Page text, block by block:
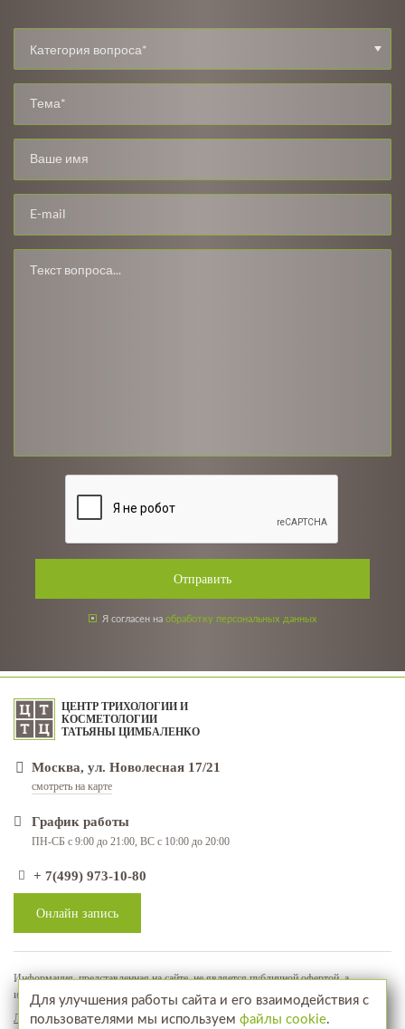
Категория вопроса*
Отправить
Я согласен на обработку персональных данных
ЦЕНТР ТРИХОЛОГИИ И
КОСМЕТОЛОГИИ
ТАТЬЯНЫ ЦИМБАЛЕНКО
Москва, ул. Новолесная 17/21
смотреть на карте
График работы
ПН-СБ с 9:00 до 21:00, ВС с 10:00 до 20:00
+ 7(499) 973-10-80
Онлайн запись
Информация, представленная на сайте, не является публичной офертой, а
используется в качестве рекламно-информационных материалов
Лицензия № ЛО-77-01-018071
Для улучшения работы сайта и его взаимодействия с
пользователями мы используем файлы cookie.